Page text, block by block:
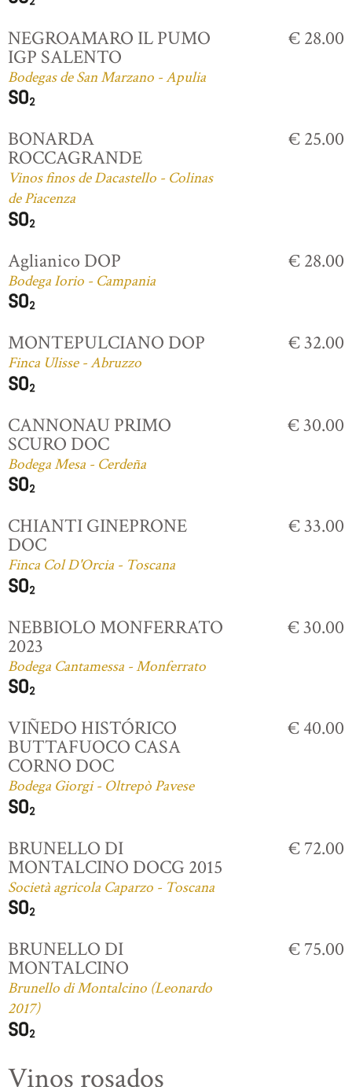
NEGROAMARO IL PUMO
IGP SALENTO
Bodegas de San Marzano - Apulia
€ 28.00
BONARDA
ROCCAGRANDE
Vinos finos de Dacastello - Colinas
de Piacenza
€ 25.00
Aglianico DOP
Bodega Iorio - Campania
€ 28.00
MONTEPULCIANO DOP
Finca Ulisse - Abruzzo
€ 32.00
CANNONAU PRIMO
SCURO DOC
Bodega Mesa - Cerdeña
€ 30.00
CHIANTI GINEPRONE
DOC
Finca Col D'Orcia - Toscana
€ 33.00
NEBBIOLO MONFERRATO
2023
Bodega Cantamessa - Monferrato
€ 30.00
VIÑEDO HISTÓRICO
BUTTAFUOCO CASA
CORNO DOC
Bodega Giorgi - Oltrepò Pavese
€ 40.00
BRUNELLO DI
MONTALCINO DOCG 2015
Società agricola Caparzo - Toscana
€ 72.00
BRUNELLO DI
MONTALCINO
Brunello di Montalcino (Leonardo
2017)
€ 75.00
Vinos rosados